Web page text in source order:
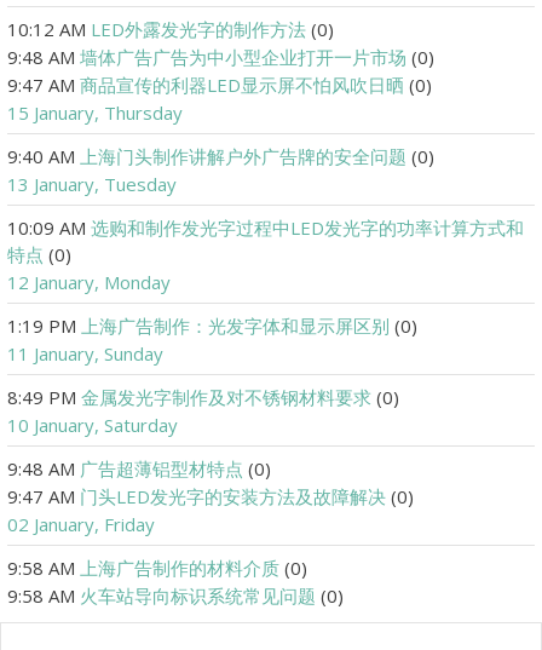
10:12 AM LED外露发光字的制作方法 (0)
9:48 AM 墙体广告广告为中小型企业打开一片市场 (0)
9:47 AM 商品宣传的利器LED显示屏不怕风吹日晒 (0)
15 January, Thursday
9:40 AM 上海门头制作讲解户外广告牌的安全问题 (0)
13 January, Tuesday
10:09 AM 选购和制作发光字过程中LED发光字的功率计算方式和
特点 (0)
12 January, Monday
1:19 PM 上海广告制作：光发字体和显示屏区别 (0)
11 January, Sunday
8:49 PM 金属发光字制作及对不锈钢材料要求 (0)
10 January, Saturday
9:48 AM 广告超薄铝型材特点 (0)
9:47 AM 门头LED发光字的安装方法及故障解决 (0)
02 January, Friday
9:58 AM 上海广告制作的材料介质 (0)
9:58 AM 火车站导向标识系统常见问题 (0)